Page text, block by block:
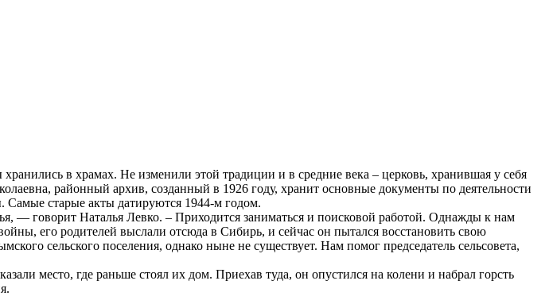
в храмах. Не изменили этой традиции и в средние века – церковь, хранившая у себя
районный архив, созданный в 1926 году, хранит основные документы по деятельности
Самые старые акты датируются 1944-м годом.
— говорит Наталья Левко. – Приходится заниматься и поисковой работой. Однажды к нам
его родителей выслали отсюда в Сибирь, и сейчас он пытался восстановить свою
сельского поселения, однако ныне не существует. Нам помог председатель сельсовета,
место, где раньше стоял их дом. Приехав туда, он опустился на колени и набрал горсть